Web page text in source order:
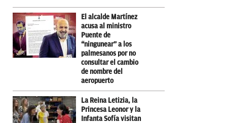
El alcalde Martínez
acusa al ministro
Puente de
“ningunear” a los
palmesanos por no
consultar el cambio
de nombre del
aeropuerto
La Reina Letizia, la
Princesa Leonor y la
Infanta Sofía visitan